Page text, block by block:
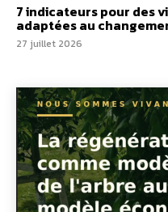
7 indicateurs pour des
adaptées au
27 juillet 2026